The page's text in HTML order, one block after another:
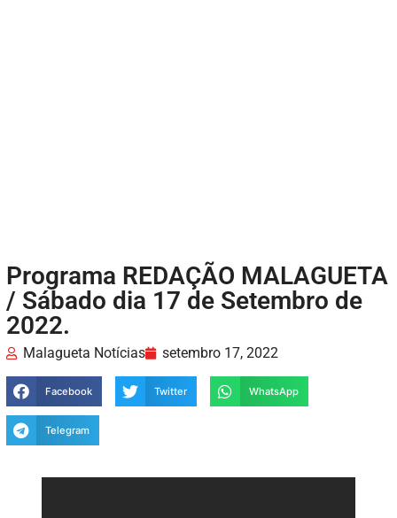
Programa REDAÇÃO MALAGUETA
/ Sábado dia 17 de Setembro de
2022.
Malagueta Notícias setembro 17, 2022
Facebook Twitter WhatsApp
Telegram